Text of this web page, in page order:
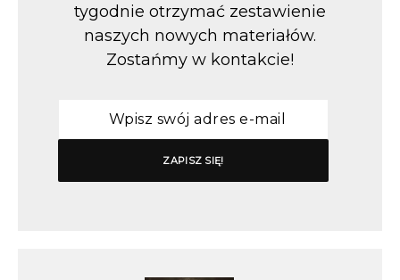
tygodnie otrzymać zestawienie
naszych nowych materiałów.
Zostańmy w kontakcie!